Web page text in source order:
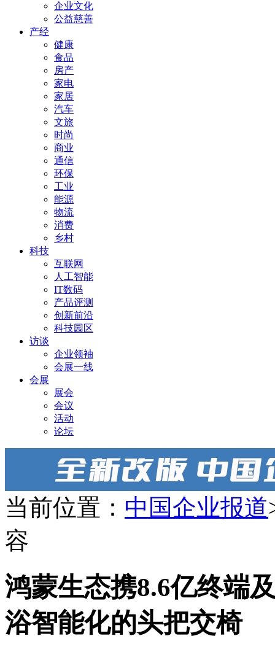
企业文化
公益慈善
产经
健康
食品
房产
家电
家居
汽车
文旅
时尚
商业
通信
环保
工业
能源
物流
消费
乡村
科技
互联网
人工智能
IT数码
产品评测
创新前沿
科技园区
访谈
企业领袖
会展一线
会展
展会
会议
活动
论坛
当前位置： 中国企业报道
容
鸿蒙生态携8.6亿终端
浴智能化的头把交椅